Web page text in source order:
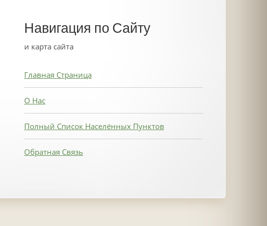
Навигация по Сайту
и карта сайта
Главная Страница
О Нас
Полный Список Населённых Пунктов
Обратная Связь